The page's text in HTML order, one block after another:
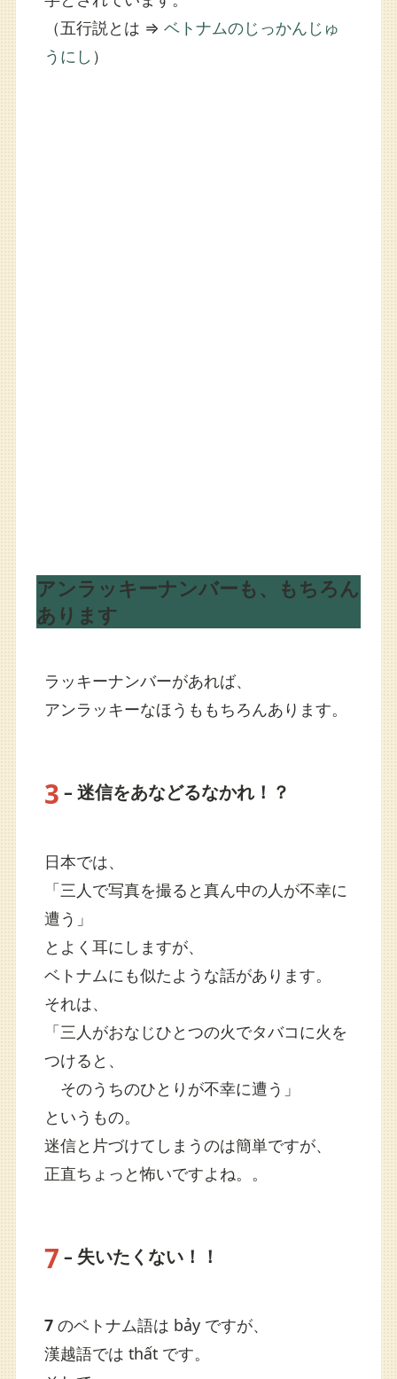
（五行説とは ⇒ ベトナムのじっかんじゅ
うにし ）
アンラッキーナンバーも、もちろん
あります
ラッキーナンバーがあれば、
アンラッキーなほうももちろんあります。
3 – 迷信をあなどるなかれ！？
日本では、
「三人で写真を撮ると真ん中の人が不幸に
遭う」
とよく耳にしますが、
ベトナムにも似たような話があります。
それは、
「三人がおなじひとつの火でタバコに火を
つけると、
そのうちのひとりが不幸に遭う」
というもの。
迷信と片づけてしまうのは簡単ですが、
正直ちょっと怖いですよね。。
7 – 失いたくない！！
7のベトナム語は bảy ですが、
漢越語では thất です。